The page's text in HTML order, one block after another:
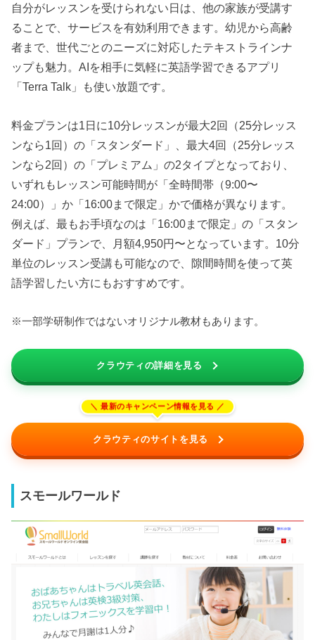
自分がレッスンを受けられない日は、他の家族が受講す
ることで、サービスを有効利用できます。幼児から高齢
者まで、世代ごとのニーズに対応したテキストラインナ
ップも魅力。AIを相手に気軽に英語学習できるアプリ
「Terra Talk」も使い放題です。
料金プランは1日に10分レッスンが最大2回（25分レッス
ンなら1回）の「スタンダード」、最大4回（25分レッス
ンなら2回）の「プレミアム」の2タイプとなっており、
いずれもレッスン可能時間が「全時間帯（9:00〜
24:00）」か「16:00まで限定」かで価格が異なります。
例えば、最もお手頃なのは「16:00まで限定」の「スタン
ダード」プランで、月額4,950円〜となっています。10分
単位のレッスン受講も可能なので、隙間時間を使って英
語学習したい方にもおすすめです。
※一部学研制作ではないオリジナル教材もあります。
クラウティの詳細を見る
クラウティのサイトを見る
スモールワールド